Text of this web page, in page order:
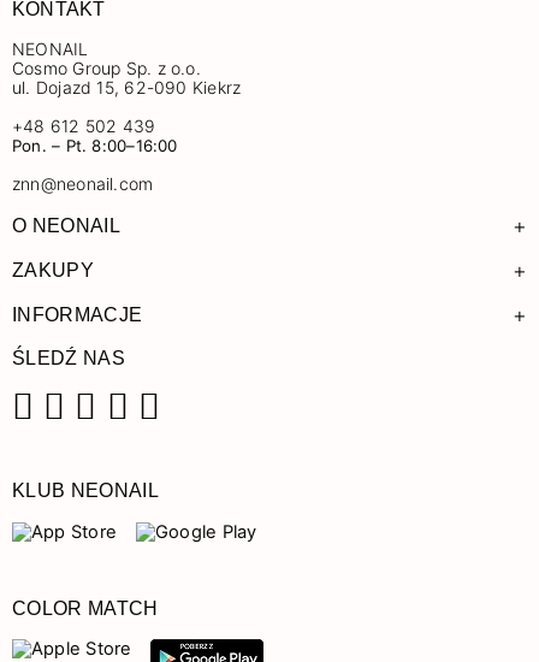
KONTAKT
NEONAIL
Cosmo Group Sp. z o.o.
ul. Dojazd 15, 62-090 Kiekrz
+48 612 502 439
Pon. – Pt. 8:00–16:00
znn@neonail.com
O NEONAIL +
ZAKUPY +
INFORMACJE +
ŚLEDŹ NAS
KLUB NEONAIL
COLOR MATCH